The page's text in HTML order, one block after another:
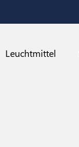
Leuchtmittel